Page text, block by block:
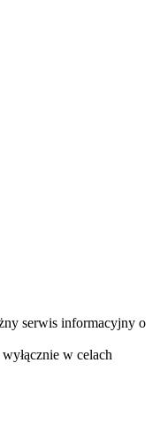
serwis informacyjny o
w celach